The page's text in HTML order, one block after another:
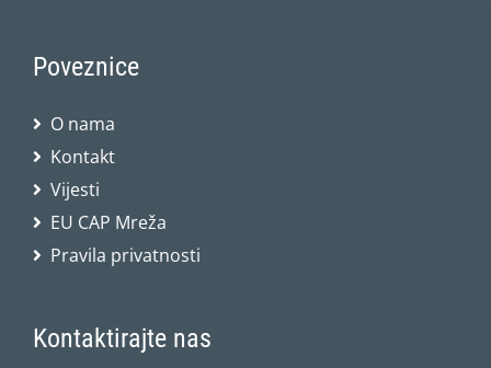
Poveznice
O nama
Kontakt
Vijesti
EU CAP Mreža
Pravila privatnosti
Kontaktirajte nas